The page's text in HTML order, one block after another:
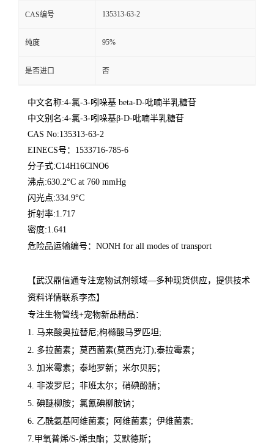
CAS编号 135313-63-2
纯度 95%
是否进口 否
中文名称:4-氯-3-吲哚基 beta-D-吡喃半乳糖苷
中文别名:4-氯-3-吲哚基β-D-吡喃半乳糖苷
CAS No:135313-63-2
EINECS号：1533716-785-6
分子式:C14H16ClNO6
沸点:630.2°C at 760 mmHg
闪光点:334.9°C
折射率:1.717
密度:1.641
危险品运输编号：NONH for all modes of transport
【武汉鼎信通专注宠物试剂领域—多种现货供应，提供技术
资料详情联系李杰】
专注生物管线+宠物新品精品：
1. 马来酸奥拉替尼;枸橼酸马罗匹坦;
2. 多拉菌素；莫西菌素(莫西克汀);泰拉霉素；
3. 加米霉素；泰地罗新；米尔贝肟；
4. 非泼罗尼；非班太尔；硝碘酚腈；
5. 碘醚柳胺；氯氰碘柳胺钠；
6. 乙酰氨基阿维菌素；阿维菌素；伊维菌素;
7.甲氧普烯/S-烯虫酯；艾默德斯；